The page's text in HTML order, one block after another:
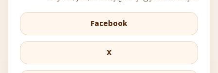
Facebook
X